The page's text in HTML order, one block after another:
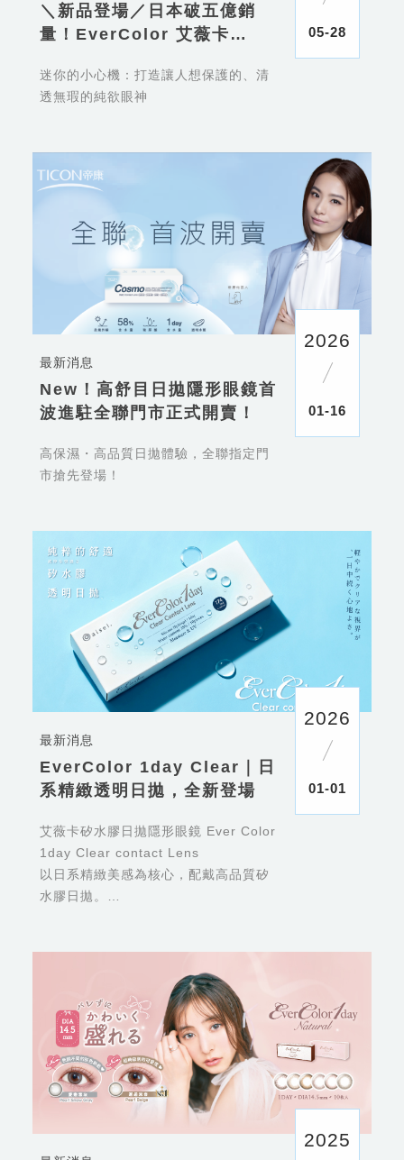
05-28
＼新品登場／日本破五億銷
量！EverColor 艾薇卡
市
迷你的小心機：打造讓人想保護的、清
透無瑕的純欲眼神
2026
01-16
最新消息
New！高舒目日拋隱形眼鏡首
波進駐全聯門市正式開賣！
高保濕・高品質日拋體驗，全聯指定門
市搶先登場！
2026
01-01
最新消息
EverColor 1day Clear｜日
系精緻透明日拋，全新登場
艾薇卡矽水膠日拋隱形眼鏡 Ever Color
1day Clear contact Lens
以日系精緻美感為核心，配戴高品質矽
水膠日拋。
2025